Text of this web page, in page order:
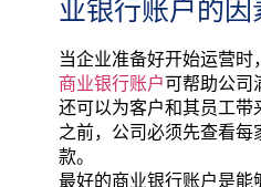
业银行账户的因
当企业准备好开始运营时
商业银行账户可帮助公司
还可以为客户和其员工带
之前，公司必须先查看每
款。
最好的商业银行账户是能